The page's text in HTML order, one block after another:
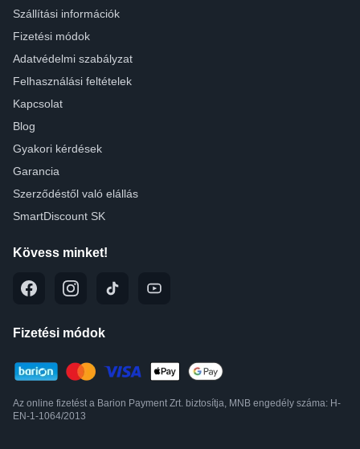
Szállítási információk
Fizetési módok
Adatvédelmi szabályzat
Felhasználási feltételek
Kapcsolat
Blog
Gyakori kérdések
Garancia
Szerződéstől való elállás
SmartDiscount SK
Kövess minket!
Fizetési módok
Az online fizetést a Barion Payment Zrt. biztosítja, MNB engedély száma: H-
EN-1-1064/2013